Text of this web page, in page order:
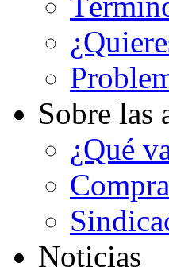
Sobre las
¿Qué
Noticias